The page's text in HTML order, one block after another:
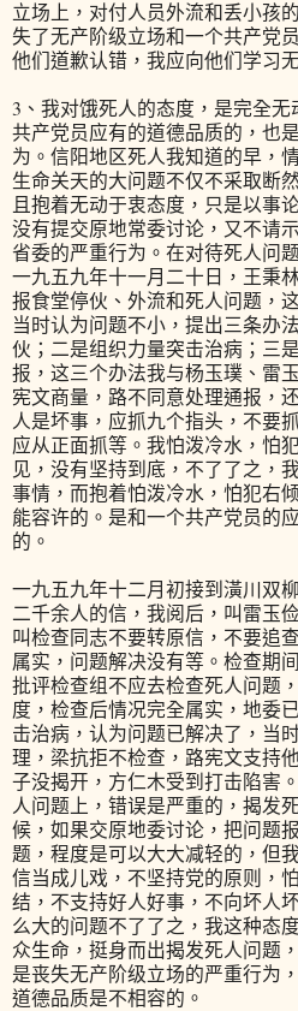
立场上，对付人员外流和丢小孩
失了无产阶级立场和一个共产党
他们道歉认错，我应向他们学习
3、我对饿死人的态度，是完全
共产党员应有的道德品质的，也
为。信阳地区死人我知道的早，
生命关天的大问题不仅不采取断
且抱着无动于衷态度，只是以事
没有提交原地常委讨论，又不请
省委的严重行为。在对待死人问
一九五九年十一月二十日，王秉
报食堂停伙、外流和死人问题，
当时认为问题不小，提出三条办
伙；二是组织力量突击治病；三
报，这三个办法我与杨玉璞、雷
宪文商量，路不同意处理通报，
人是坏事，应抓九个指头，不要
应从正面抓等。我怕泼冷水，怕
见，没有坚持到底，不了了之，
事情，而抱着怕泼冷水，怕犯右
能容许的。是和一个共产党员的
的。
一九五九年十二月初接到潢川双
二千余人的信，我阅后，叫雷玉
叫检查同志不要转原信，不要追
属实，问题解决没有等。检查期
批评检查组不应去检查死人问题
度，检查后情况完全属实，地委
击治病，认为问题已解决了，当
理，梁抗拒不检查，路宪文支持
子没揭开，方仁木受到打击陷害
人问题上，错误是严重的，揭发
候，如果交原地委讨论，把问题
题，程度是可以大大减轻的，但
信当成儿戏，不坚持党的原则，
结，不支持好人好事，不向坏人
么大的问题不了了之，我这种态
众生命，挺身而出揭发死人问题
是丧失无产阶级立场的严重行为
道德品质是不相容的。